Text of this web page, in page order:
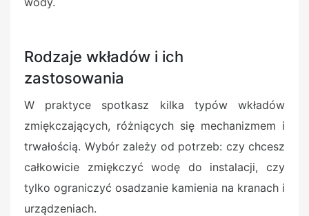
Rodzaje wkładów i ich
zastosowania
W praktyce spotkasz kilka typów wkładów
zmiękczających, różniących się mechanizmem i
trwałością. Wybór zależy od potrzeb: czy chcesz
całkowicie zmiękczyć wodę do instalacji, czy
tylko ograniczyć osadzanie kamienia na kranach i
urządzeniach.